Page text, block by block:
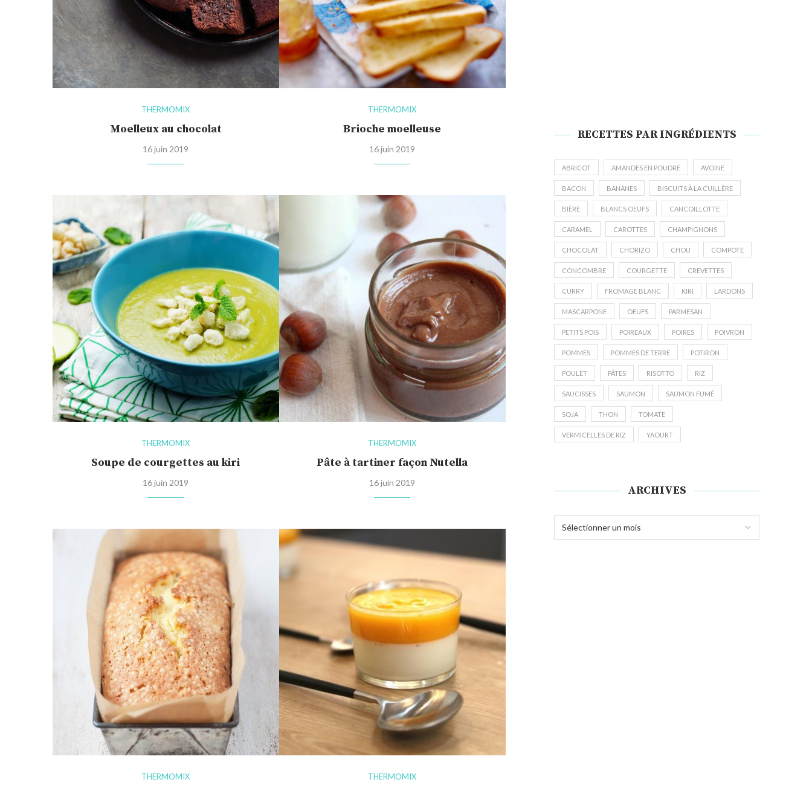
THERMOMIX
Moelleux au chocolat
16 juin 2019
THERMOMIX
Brioche moelleuse
16 juin 2019
THERMOMIX
Soupe de courgettes au kiri
16 juin 2019
THERMOMIX
Pâte à tartiner façon Nutella
16 juin 2019
THERMOMIX THERMOMIX
RECETTES PAR INGRÉDIENTS
ABRICOT AMANDES EN POUDRE AVOINE
BACON BANANES BISCUITS À LA CUILLÈRE
BIÈRE BLANCS OEUFS CANCOILLOTTE
CARAMEL CAROTTES CHAMPIGNONS
CHOCOLAT CHORIZO CHOU COMPOTE
CONCOMBRE COURGETTE CREVETTES
CURRY FROMAGE BLANC KIRI LARDONS
MASCARPONE OEUFS PARMESAN
PETITS POIS POIREAUX POIRES POIVRON
POMMES POMMES DE TERRE POTIRON
POULET PÂTES RISOTTO RIZ
SAUCISSES SAUMON SAUMON FUMÉ
SOJA THON TOMATE
VERMICELLES DE RIZ YAOURT
ARCHIVES